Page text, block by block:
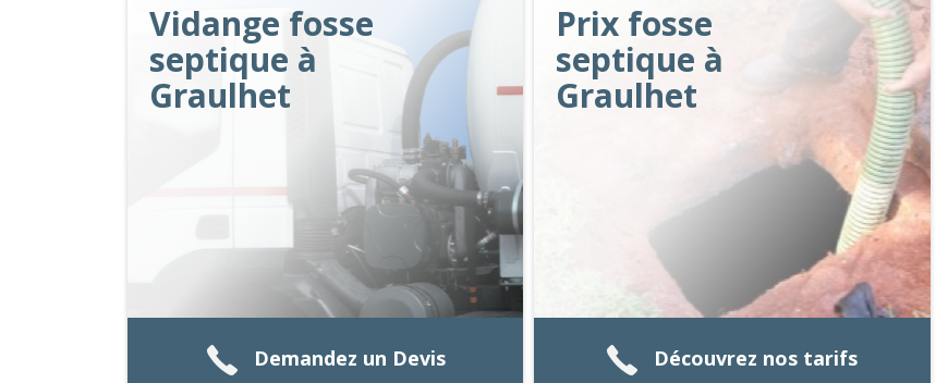
Vidange fosse
septique à
Graulhet
Demandez un Devis
Prix fosse
septique à
Graulhet
Découvrez nos tarifs